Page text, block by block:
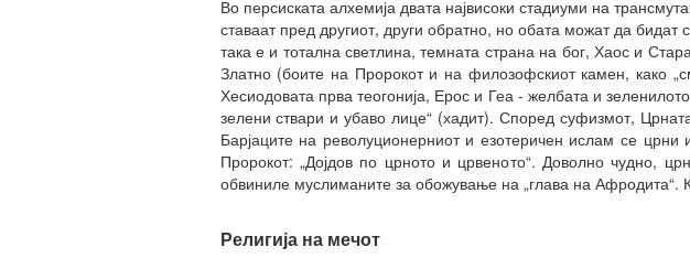
Во персиската алхемија двата највисоки стадиуми на
ставаат пред другиот, други обратно, но обата можат да
така е и тотална светлина, темната страна на бог, Хаос и
Златно (боите на Пророкот и на филозофскиот камен, како
Хесиодовата прва теогонија, Ерос и Геа - желбата и
зелени ствари и убаво лице“ (хадит). Според суфизмот,
Барјаците на револуционерниот и езотеричен ислам се
Пророкот: „Дојдов по црното и црвеното“. Доволно чудно,
обвиниле муслиманите за обожување на „глава на Афродита“.
Религија на мечот